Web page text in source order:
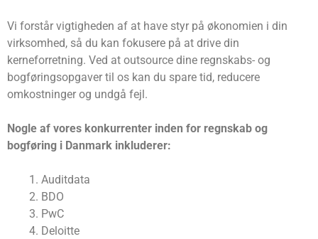
Vi forstår vigtigheden af ​​at have styr på økonomien i din
virksomhed, så du kan fokusere på at drive din
kerneforretning. Ved at outsource dine regnskabs- og
bogføringsopgaver til os kan du spare tid, reducere
omkostninger og undgå fejl.
Nogle af vores konkurrenter inden for regnskab og
bogføring i Danmark inkluderer:
Auditdata
BDO
PwC
Deloitte